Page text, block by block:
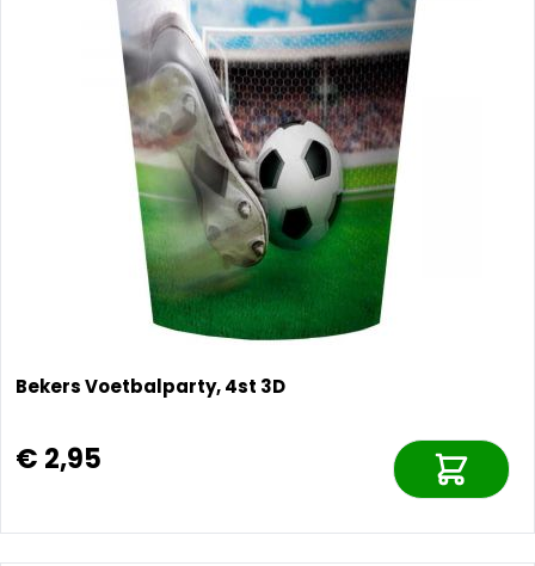
Bekers Voetbalparty, 4st 3D
€ 2,95